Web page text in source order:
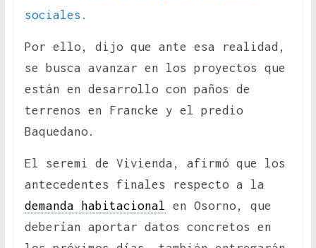
sociales.
Por ello, dijo que ante esa realidad,
se busca avanzar en los proyectos que
están en desarrollo con paños de
terrenos en Francke y el predio
Baquedano.
El seremi de Vivienda, afirmó que los
antecedentes finales respecto a la
demanda habitacional en Osorno, que
deberían aportar datos concretos en